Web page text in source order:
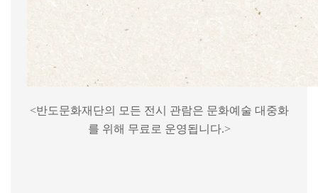
<반도문화재단의 모든 전시 관람은 문화예술 대중화
를 위해 무료로 운영됩니다.>